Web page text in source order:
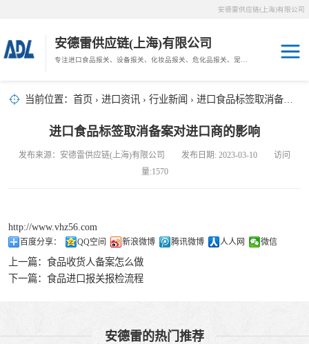
安德雷供应链(上海)有限公司
安德雷供应链(上海)有限公司
当前位置： 首页 › 进口资讯 › 行业新闻 › 进口食品标签取消备案对进口商的影响
进口食品标签取消备案对进口商的影响
发布来源：安德雷供应链(上海)有限公司 发布日期: 2023-03-10 访问
量:1570
http://www.vhz56.com
百度分享： QQ空间 新浪微博 腾讯微博 人人网 微信
上一篇： 食品收货人备案怎么做
下一篇： 食品进口报关报检流程
安德雷的热门推荐
其他报关
海鲜进口
宠物粮进口
危化品进口
化妆品进口
食品进口
木材报关
药材报关
汽车/游艇报关